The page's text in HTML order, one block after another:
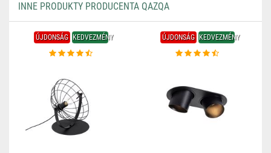
INNE PRODUKTY PRODUCENTA QAZQA
ÚJDONSÁG KEDVEZMÉNY ÚJDONSÁG KEDVEZMÉNY